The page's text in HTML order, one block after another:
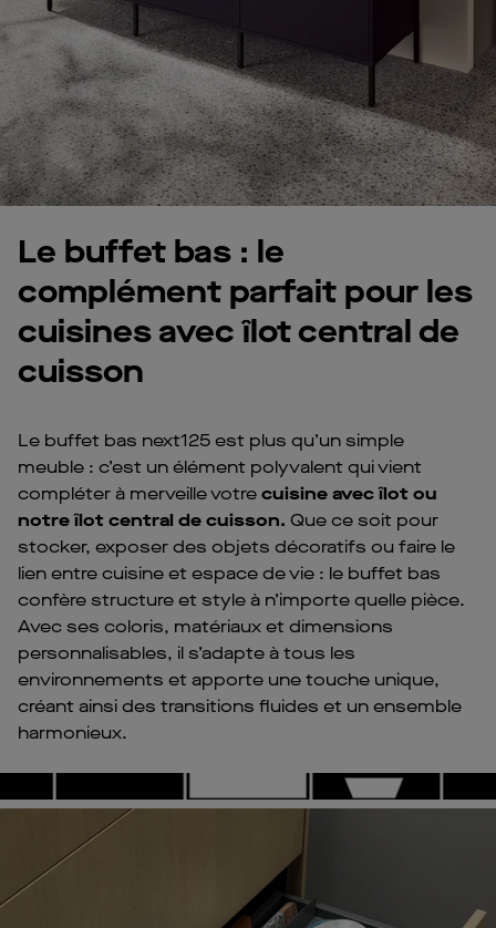
Le buffet bas : le
complément parfait pour les
cuisines avec îlot central de
cuisson
Le buffet bas next125 est plus qu’un simple
meuble : c’est un élément polyvalent qui vient
compléter à merveille votrecuisine avec îlot ou
notre îlot central de cuisson. Que ce soit pour
stocker, exposer des objets décoratifs ou faire le
lien entre cuisine et espace de vie : le buffet bas
confère structure et style à n’importe quelle pièce.
Avec ses coloris, matériaux et dimensions
personnalisables, il s’adapte à tous les
environnements et apporte une touche unique,
créant ainsi des transitions fluides et un ensemble
harmonieux.